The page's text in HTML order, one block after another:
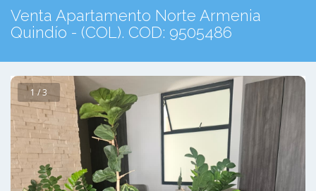
Venta Apartamento Norte Armenia
Quindío - (COL). COD: 9505486
1 / 3